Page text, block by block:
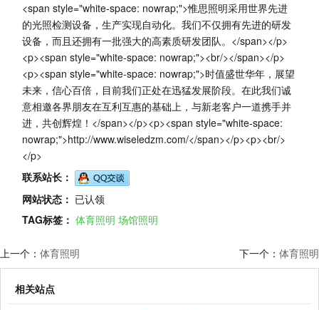
<span style="white-space: nowrap;">惟思照明采用世界先进
的光照检测设备，生产实现自动化。我们不仅拥有先进的研发
设备，而且还拥有一批强大的高素质研发团队。</span></p>
<p><span style="white-space: nowrap;"><br/></span></p>
<p><span style="white-space: nowrap;">时值盛世华年，展望
未来，信心百倍，目前我们正处在迅猛发展阶段。在此我们诚
意相邀各界朋友在互利互惠的基础上，与新老客户一道携手并
进，共创辉煌！</span></p><p><span style="white-space:
nowrap;">http://www.wiseledzm.com/</span></p><p><br/>
</p>
联系站长：
网站状态： 已认领
TAG标签： 体育照明 场馆照明
上一个： 体育照明 下一个： 体育照明
相关站点